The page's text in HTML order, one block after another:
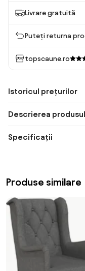
Livrare gratuită
Puteți returna
topscaune.ro
Istoricul prețurilor
Descrierea
Specificații
Produse similare